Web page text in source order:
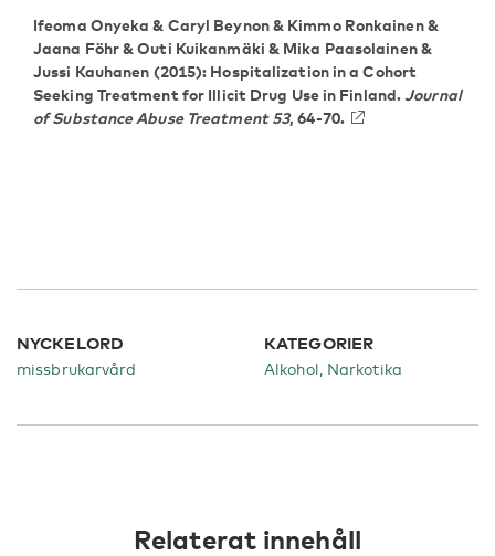
Ifeoma Onyeka & Caryl Beynon & Kimmo Ronkainen &
Jaana Föhr & Outi Kuikanmäki & Mika Paasolainen &
Jussi Kauhanen (2015): Hospitalization in a Cohort
Seeking Treatment for Illicit Drug Use in Finland.Journal
of Substance Abuse Treatment 53, 64-70.
NYCKELORD
missbrukarvård
KATEGORIER
Alkohol Narkotika
Relaterat innehåll